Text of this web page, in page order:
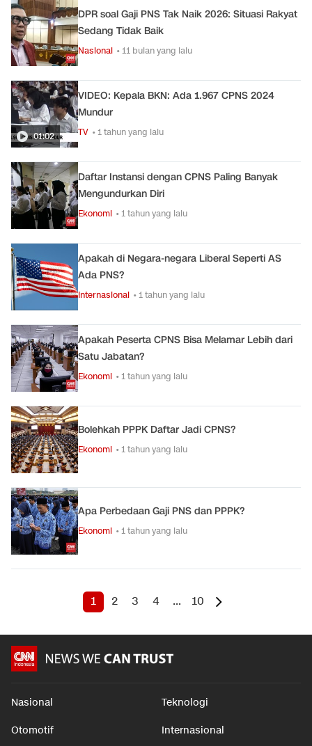
DPR soal Gaji PNS Tak Naik 2026: Situasi Rakyat
Sedang Tidak Baik
Nasional • 11 bulan yang lalu
01:02
VIDEO: Kepala BKN: Ada 1.967 CPNS 2024
Mundur
TV • 1 tahun yang lalu
Daftar Instansi dengan CPNS Paling Banyak
Mengundurkan Diri
Ekonomi • 1 tahun yang lalu
Apakah di Negara-negara Liberal Seperti AS
Ada PNS?
Internasional • 1 tahun yang lalu
Apakah Peserta CPNS Bisa Melamar Lebih dari
Satu Jabatan?
Ekonomi • 1 tahun yang lalu
Bolehkah PPPK Daftar Jadi CPNS?
Ekonomi • 1 tahun yang lalu
Apa Perbedaan Gaji PNS dan PPPK?
Ekonomi • 1 tahun yang lalu
1 2 3 4 ... 10
Nasional Teknologi
Otomotif Internasional